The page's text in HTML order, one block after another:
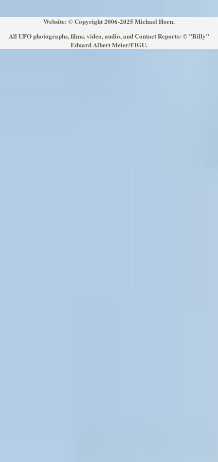
Website: © Copyright 2006-2025 Michael Horn.
All UFO photographs, films, video, audio, and Contact Reports: © "Billy"
Eduard Albert Meier/FIGU.